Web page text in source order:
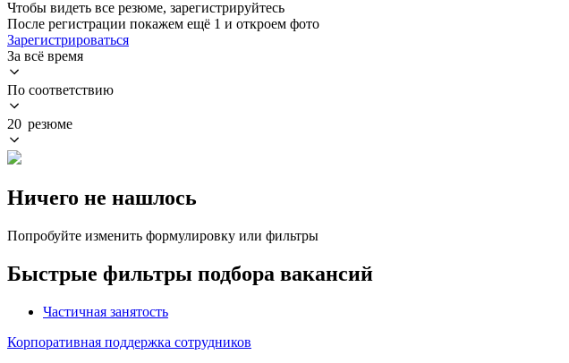
Чтобы видеть все резюме, зарегистрируйтесь
После регистрации покажем ещё 1 и откроем фото
Зарегистрироваться
За всё время
По соответствию
20 резюме
Ничего не нашлось
Попробуйте изменить формулировку или фильтры
Быстрые фильтры подбора вакансий
Частичная занятость
Корпоративная поддержка сотрудников